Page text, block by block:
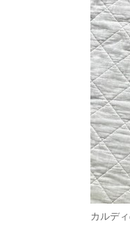
カルデ